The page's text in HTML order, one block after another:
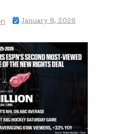
January 8, 2026